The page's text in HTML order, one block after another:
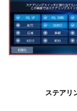
ステアリ